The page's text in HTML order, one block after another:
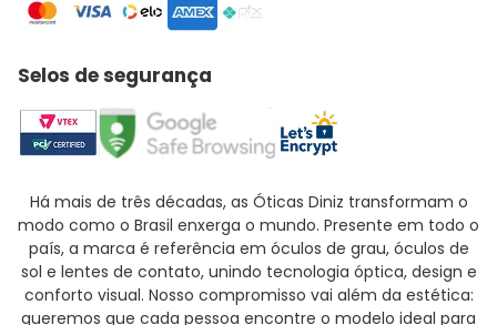
Selos de segurança
Há mais de três décadas, as Óticas Diniz transformam o
modo como o Brasil enxerga o mundo. Presente em todo o
país, a marca é referência em óculos de grau, óculos de
sol e lentes de contato, unindo tecnologia óptica, design e
conforto visual. Nosso compromisso vai além da estética:
queremos que cada pessoa encontre o modelo ideal para